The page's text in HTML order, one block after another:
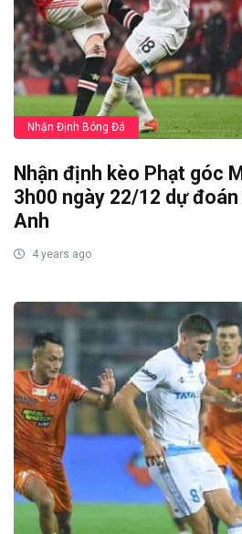
Nhận Định Bóng Đá
Nhận định kèo Phạt góc
3h00 ngày 22/12 dự
Anh
4 years ago